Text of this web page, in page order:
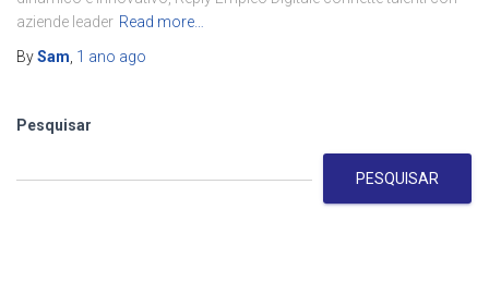
aziende leader Read more…
BySam 1 ano ago
Pesquisar
PESQUISAR